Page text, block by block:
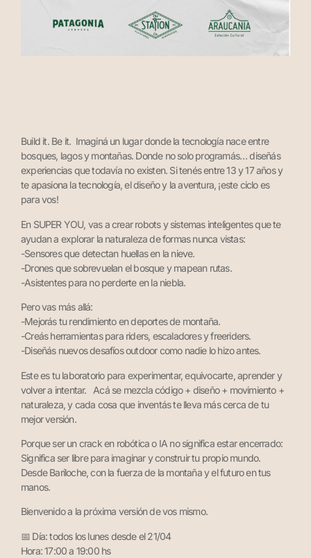
Build it. Be it. Imaginá un lugar donde la tecnología nace entre
bosques, lagos y montañas. Donde no solo programás… diseñás
experiencias que todavía no existen. Si tenés entre 13 y 17 años y
te apasiona la tecnología, el diseño y la aventura, ¡este ciclo es
para vos!
En SUPER YOU, vas a crear robots y sistemas inteligentes que te
ayudan a explorar la naturaleza de formas nunca vistas:
-Sensores que detectan huellas en la nieve.
-Drones que sobrevuelan el bosque y mapean rutas.
-Asistentes para no perderte en la niebla.
Pero vas más allá:
-Mejorás tu rendimiento en deportes de montaña.
-Creás herramientas para riders, escaladores y freeriders.
-Diseñás nuevos desafíos outdoor como nadie lo hizo antes.
Este es tu laboratorio para experimentar, equivocarte, aprender y
volver a intentar. Acá se mezcla código + diseño + movimiento +
naturaleza, y cada cosa que inventás te lleva más cerca de tu
mejor versión.
Porque ser un crack en robótica o IA no significa estar encerrado:
Significa ser libre para imaginar y construir tu propio mundo.
Desde Bariloche, con la fuerza de la montaña y el futuro en tus
manos.
Bienvenido a la próxima versión de vos mismo.
📅 Día: todos los lunes desde el 21/04
Hora: 17:00 a 19:00 hs